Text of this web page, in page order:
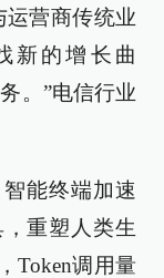
运营商传统业
新的增长曲
。”电信行业
能终端加速
重塑人类生
Token调用量